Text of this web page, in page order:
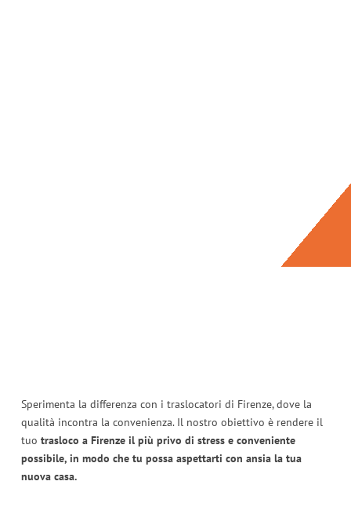
Sperimenta la differenza con i traslocatori di Firenze, dove la
qualità incontra la convenienza. Il nostro obiettivo è rendere il
tuo trasloco a Firenze il più privo di stress e conveniente
possibile, in modo che tu possa aspettarti con ansia la tua
nuova casa.